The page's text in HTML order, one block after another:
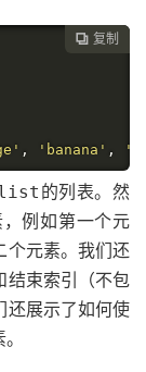
 复制
, 'banana' ,
的列表。然
例如第一个元
个元素。我们还
结束索引（不包
还展示了如何使